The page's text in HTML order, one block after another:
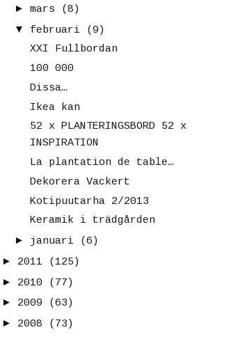
► mars
(8)
▼
februari
(9)
XXI Fullbordan
100 000
Dissa…
Ikea kan
52 x PLANTERINGSBORD 52 x
INSPIRATION
La plantation de table…
Dekorera Vackert
Kotipuutarha 2/2013
Keramik i trädgården
► januari
(6)
► 2011
(125)
► 2010
(77)
► 2009
(63)
► 2008 (73)